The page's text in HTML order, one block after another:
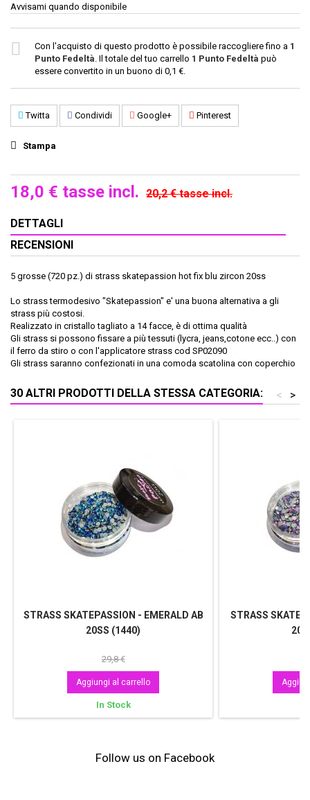
Avvisami quando disponibile
Con l'acquisto di questo prodotto è possibile raccogliere fino a 1
Punto Fedeltà . Il totale del tuo carrello 1 Punto Fedeltà può
essere convertito in un buono di 0,1 €
Twitta Condividi Google+ Pinterest
Stampa
18,0 € tasse incl. 20,2 €tasse incl.
DETTAGLI
RECENSIONI
5 grosse (720 pz.) di strass skatepassion hot fix blu zircon 20ss
Lo strass termodesivo "Skatepassion" e' una buona alternativa a gli
strass più costosi.
Realizzato in cristallo tagliato a 14 facce, è di ottima qualità
Gli strass si possono fissare a più tessuti (lycra, jeans,cotone ecc..) con
il ferro da stiro o con l'applicatore strass cod SP02090
Gli strass saranno confezionati in una comoda scatolina con coperchio
30 ALTRI PRODOTTI DELLA STESSA CATEGORIA: >
<
STRASS SKATEPASSION - EMERALD AB
20SS (1440)
29,8 €
Aggiungi al carrello
In Stock
STRASS
Follow us on Facebook